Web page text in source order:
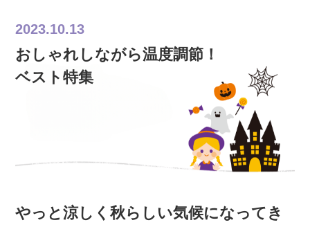
2023.10.13
おしゃれしながら温度調節！
ベスト特集
やっと涼しく秋らしい気候になってき